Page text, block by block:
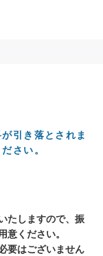
引き落とされま
さい。
たしますので、振
意ください。
要はございません